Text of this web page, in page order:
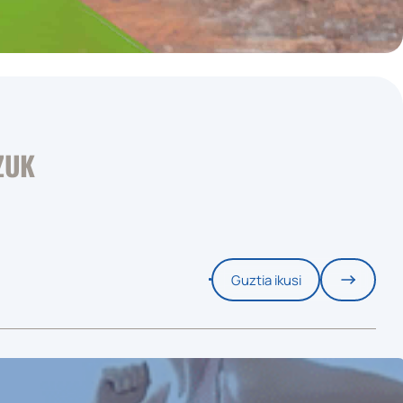
Guztia ikusi